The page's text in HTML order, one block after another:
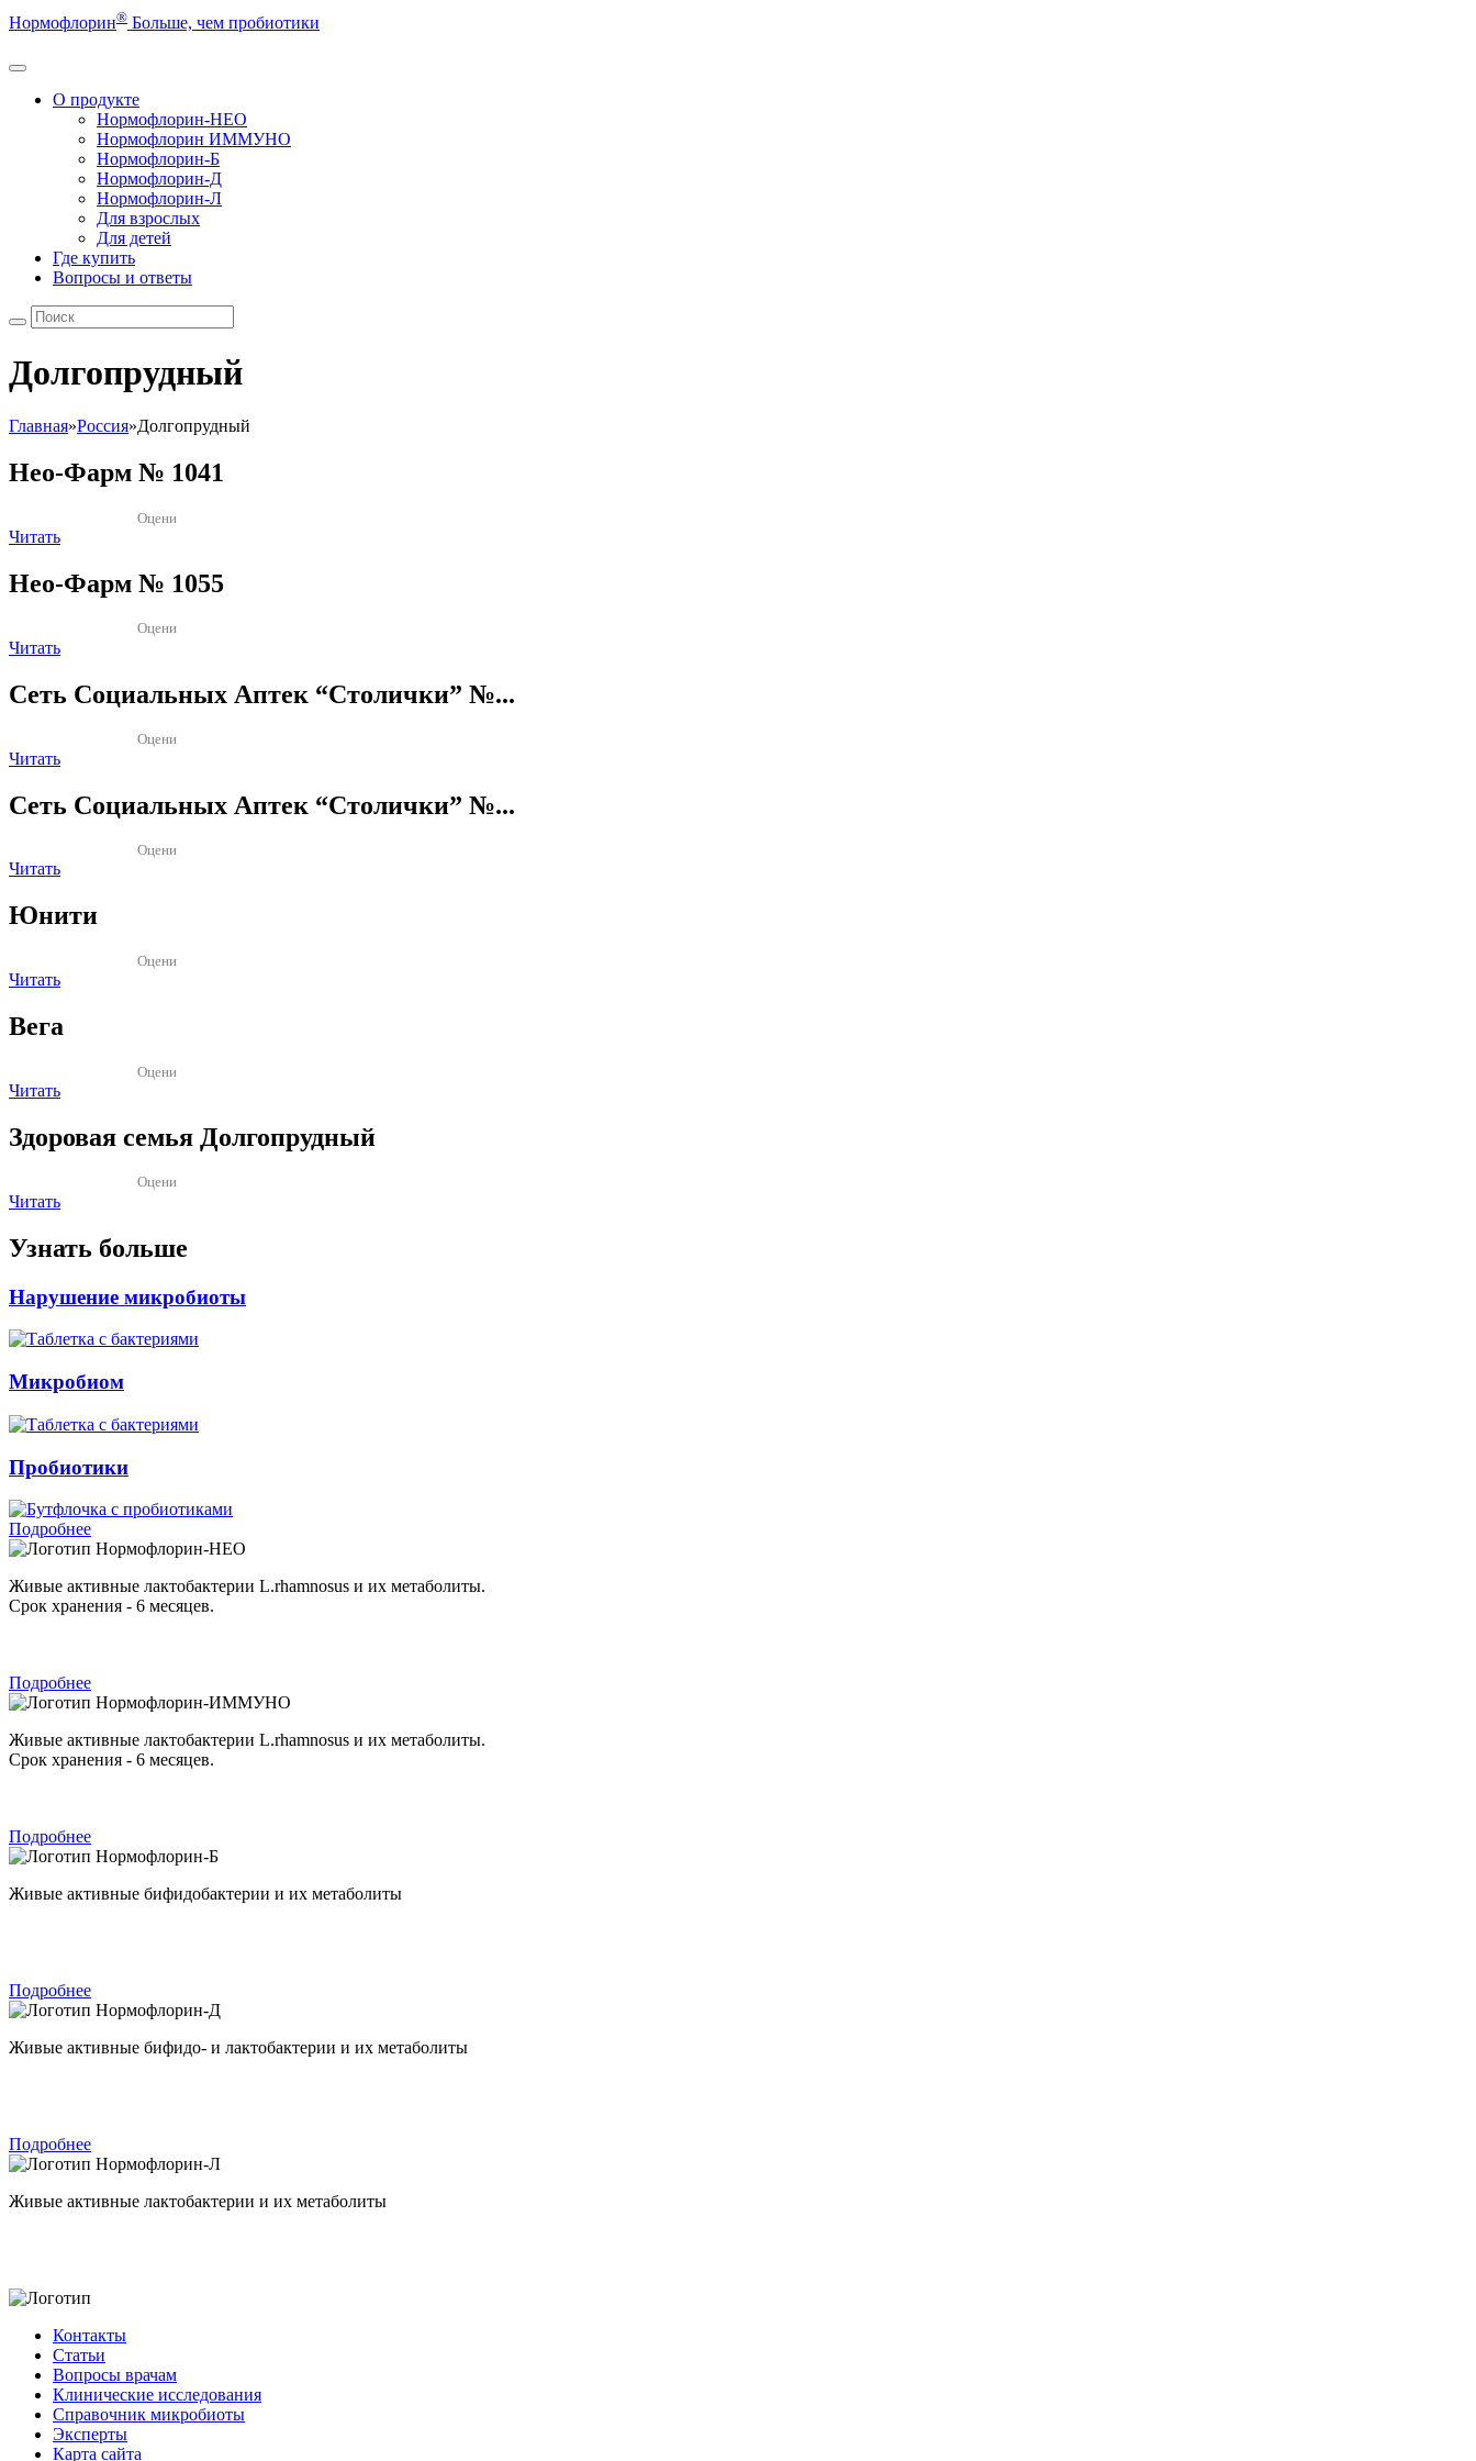
Нормофлорин® Больше, чем пробиотики
О продукте
Нормофлорин-НЕО
Нормофлорин ИММУНО
Нормофлорин-Б
Нормофлорин-Д
Нормофлорин-Л
Для взрослых
Для детей
Где купить
Вопросы и ответы
Долгопрудный
Главная»Россия»Долгопрудный
Нео-Фарм № 1041
Оцени
Читать
Нео-Фарм № 1055
Оцени
Читать
Сеть Социальных Аптек “Столички” №...
Оцени
Читать
Сеть Социальных Аптек “Столички” №...
Оцени
Читать
Юнити
Оцени
Читать
Вега
Оцени
Читать
Здоровая семья Долгопрудный
Оцени
Читать
Узнать больше
Нарушение микробиоты
Микробиом
Пробиотики
Подробнее
Нормофлорин-НЕО
Живые активные лактобактерии L.rhamnosus и их метаболиты.
Срок хранения - 6 месяцев.
Подробнее
Нормофлорин-ИММУНО
Живые активные лактобактерии L.rhamnosus и их метаболиты.
Срок хранения - 6 месяцев.
Подробнее
Нормофлорин-Б
Живые активные бифидобактерии и их метаболиты
Подробнее
Нормофлорин-Д
Живые активные бифидо- и лактобактерии и их метаболиты
Подробнее
Нормофлорин-Л
Живые активные лактобактерии и их метаболиты
Контакты
Статьи
Вопросы врачам
Клинические исследования
Справочник микробиоты
Эксперты
Карта сайта